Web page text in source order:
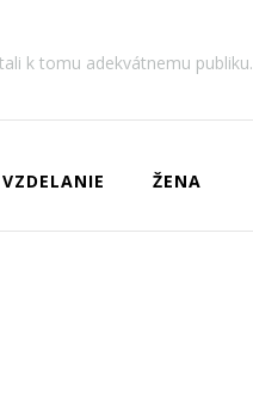
k tomu adekvátnemu publiku.
VZDELANIE ŽENA